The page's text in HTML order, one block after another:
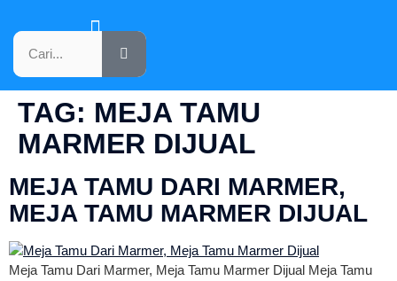
TAG: MEJA TAMU
MARMER DIJUAL
MEJA TAMU DARI MARMER,
MEJA TAMU MARMER DIJUAL
Meja Tamu Dari Marmer, Meja Tamu Marmer Dijual Meja Tamu